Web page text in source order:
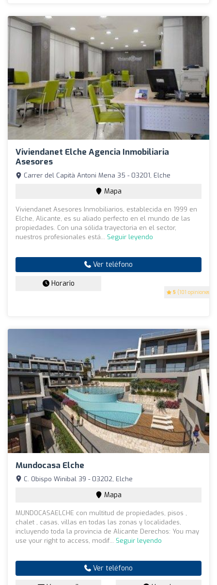
Viviendanet Elche Agencia Inmobiliaria
Asesores
5 (101 opiniones)
Carrer del Capità Antoni Mena 35 - 03201, Elche
Mapa
Viviendanet Asesores Inmobiliarios, establecida en 1999 en
Elche, Alicante, es su aliado perfecto en el mundo de las
propiedades. Con una sólida trayectoria en el sector,
nuestros profesionales está... Seguir leyendo
Ver teléfono
Horario
Mundocasa Elche
C. Obispo Winibal 39 - 03202, Elche
Mapa
MUNDOCASAELCHE con multitud de propiedades, pisos ,
chalet , casas, villas en todas las zonas y localidades,
incluyendo toda la provincia de Alicante Derechos: You may
use your right to access, modif... Seguir leyendo
Ver teléfono